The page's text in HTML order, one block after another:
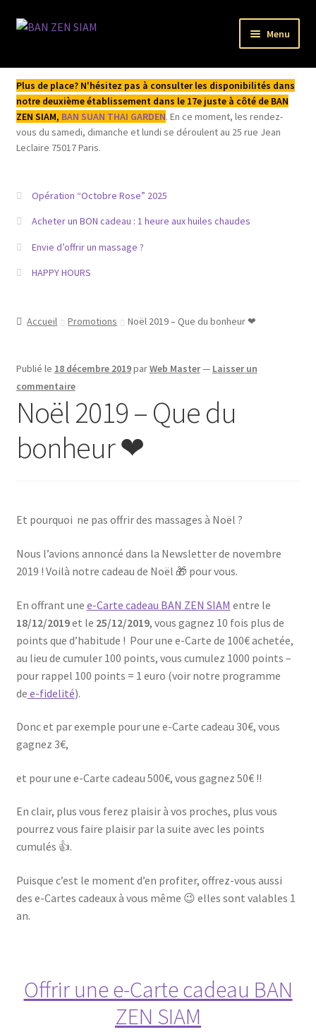
Aller
navigation
Aller
Menu
Bienvenue
L’institut
Acheter / Réserver
Mon compte
Plus de place? N'hésitez pas à consulter les disponibilités dans
notre deuxième établissement dans le 17e juste à côté de BAN
ZEN SIAM, BAN SUAN THAI GARDEN. En ce moment, les rendez-
vous du samedi, dimanche et lundi se déroulent au 25 rue Jean
Leclaire 75017 Paris.
Opération “Octobre Rose” 2025
Acheter un BON cadeau : 1 heure aux huiles chaudes
Envie d’offrir un massage ?
HAPPY HOURS
Accueil Promotions Noël 2019 – Que du bonheur ❤
Publié le 18 décembre 2019parWeb Master— Laisser un
commentaire
Noël 2019 – Que du
bonheur ❤
Et pourquoi ne pas offrir des massages à Noël ?
Nous l’avions annoncé dans la Newsletter de novembre
2019 ! Voilà notre cadeau de Noël 🎁 pour vous.
En offrant une e-Carte cadeau BAN ZEN SIAM entre le
18/12/2019et le 25/12/2019, vous gagnez 10 fois plus de
points que d’habitude ! Pour une e-Carte de 100€ achetée,
au lieu de cumuler 100 points, vous cumulez 1000 points –
pour rappel 100 points = 1 euro (voir notre programme
de e-fidelité).
Donc et par exemple pour une e-Carte cadeau 30€, vous
gagnez 3€,
et pour une e-Carte cadeau 500€, vous gagnez 50€ !!
En clair, plus vous ferez plaisir à vos proches, plus vous
pourrez vous faire plaisir par la suite avec les points
cumulés 👍.
Puisque c’est le moment d’en profiter, offrez-vous aussi
des e-Cartes cadeaux à vous même 😉 elles sont valables 1
an.
Offrir une e-Carte cadeau BAN
ZEN SIAM